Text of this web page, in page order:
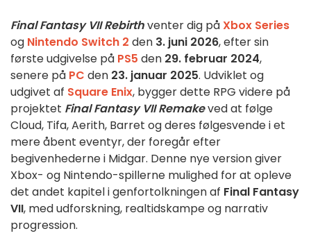
Final Fantasy VII Rebirthventer dig påXbox Series
og Nintendo Switch 2 den 3. juni 2026, efter sin
første udgivelse på PS5 den 29. februar 2024,
senere på PC den 23. januar 2025. Udviklet og
udgivet af Square Enix, bygger dette RPG videre på
projektet Final Fantasy VII Remakeved at følge
Cloud, Tifa, Aerith, Barret og deres følgesvende i et
mere åbent eventyr, der foregår efter
begivenhederne i Midgar. Denne nye version giver
Xbox- og Nintendo-spillerne mulighed for at opleve
det andet kapitel i genfortolkningen af Final Fantasy
VII, med udforskning, realtidskampe og narrativ
progression.